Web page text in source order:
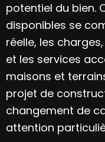
potentiel du bien.
disponibles se
réelle, les
et les services
maisons et
projet de
changement de
attention